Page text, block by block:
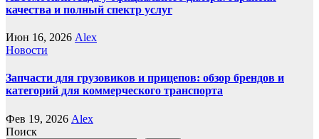
качества и полный спектр услуг
Июн 16, 2026 Alex
Новости
Запчасти для грузовиков и прицепов: обзор брендов и
категорий для коммерческого транспорта
Фев 19, 2026 Alex
Поиск